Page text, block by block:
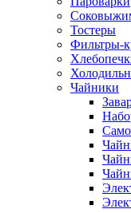
Тостеры
Фильтры-
Чайники